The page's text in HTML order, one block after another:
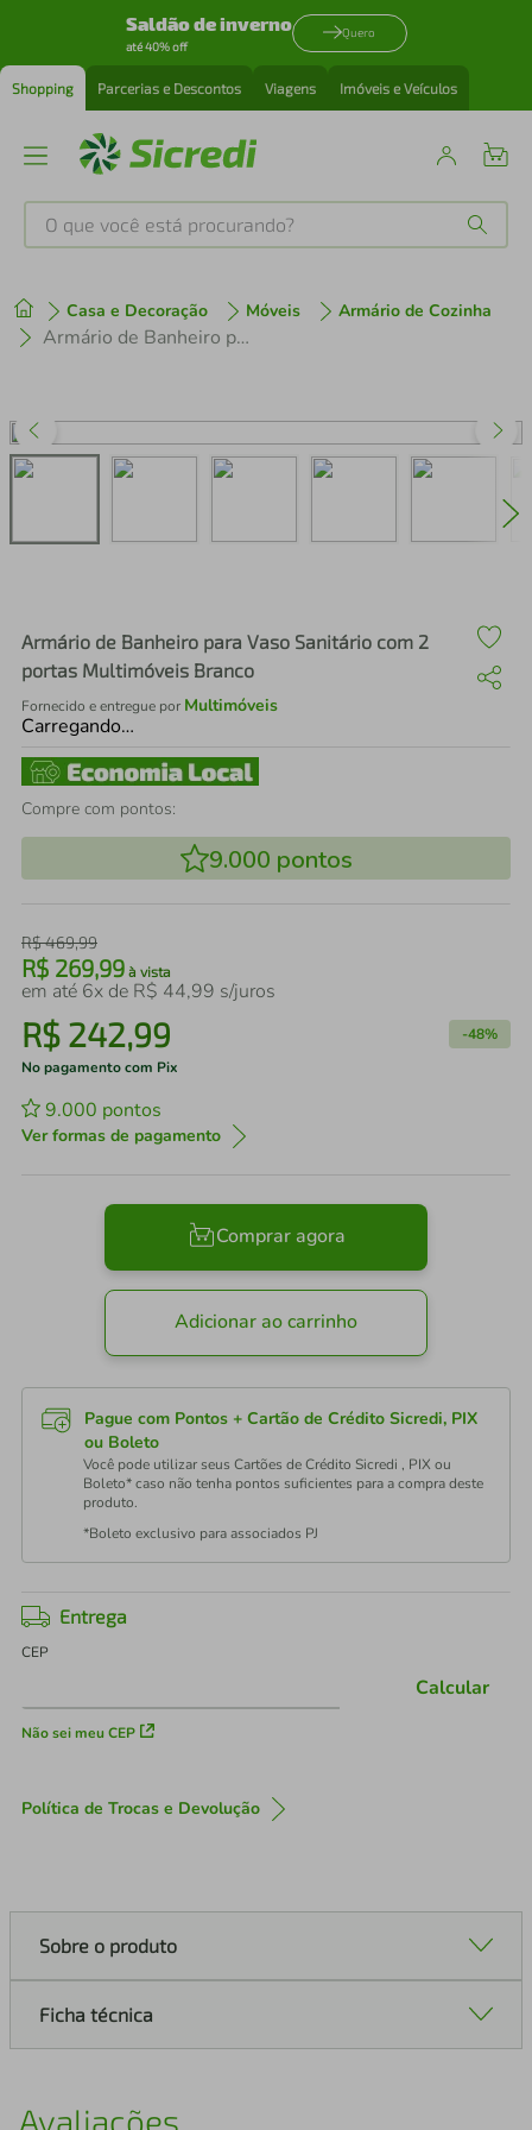
Saldão de inverno
até 40% off
Quero
Shopping Parcerias e Descontos Viagens Imóveis e Veículos
O que você está procurando?
Casa e Decoração Móveis Armário de Cozinha
Armário de Banheiro para Vaso Sanitário com 2 portas Multimóveis Branco
Armário de Banheiro para Vaso Sanitário com 2
portas Multimóveis Branco
Fornecido e entregue por Multimóveis
Carregando…
Compre com pontos:
9.000 pontos
R$469,99
R$ 269,99 à vista
em até 6x de R$ 44,99 s/juros
R$ 242,99 -48%
No pagamento com Pix
9.000 pontos
Ver formas de pagamento
Comprar agora
Adicionar ao carrinho
Pague com Pontos + Cartão de Crédito Sicredi, PIX
ou Boleto
Você pode utilizar seus Cartões de Crédito Sicredi , PIX ou
Boleto* caso não tenha pontos suficientes para a compra deste
produto.
*Boleto exclusivo para associados PJ
Entrega
CEP
Não sei meu CEP
Calcular
Política de Trocas e Devolução
Sobre o produto
Ficha técnica
Avaliações
1º tenis
perfume